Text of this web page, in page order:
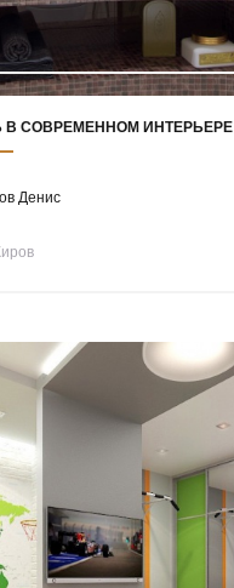
В СОВРЕМЕННОМ ИНТЕРЬЕРЕ
Денис